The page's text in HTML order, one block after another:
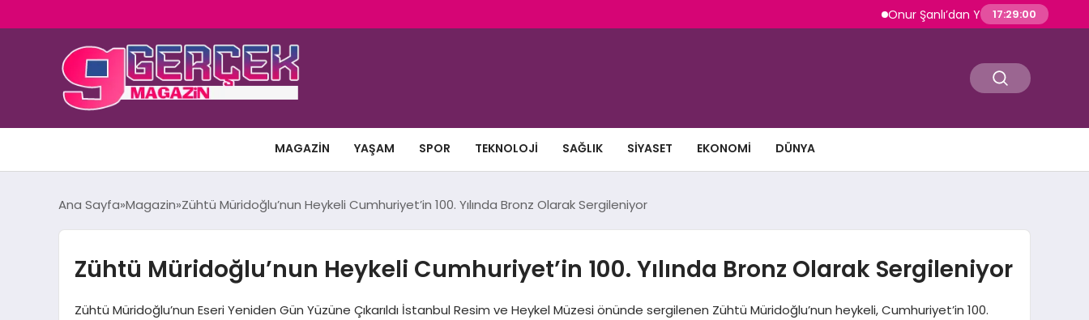
Onur Şanlı’dan Yazın Yeni Hiti: Kartallar
17:29:00
MAGAZIN YAŞAM SPOR TEKNOLOJI SAĞLIK SIYASET EKONOMI DÜNYA
Ana Sayfa Magazin Zühtü Müridoğlu’nun Heykeli Cumhuriyet’in 100. Yılında Bronz Olarak Sergileniyor
Zühtü Müridoğlu’nun Heykeli Cumhuriyet’in 100. Yılında Bronz Olarak Sergileniyor
Zühtü Müridoğlu’nun Eseri Yeniden Gün Yüzüne Çıkarıldı İstanbul Resim ve Heykel Müzesi önünde sergilenen Zühtü Müridoğlu’nun heykeli, Cumhuriyet’in 100.